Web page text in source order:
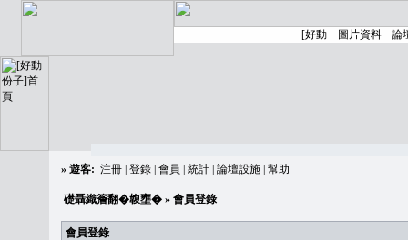
» 遊客: 注冊 登錄 會員 統計 論壇設施 幫助
礎聶織簷翻�䪖壅� » 會員登錄
會員登錄